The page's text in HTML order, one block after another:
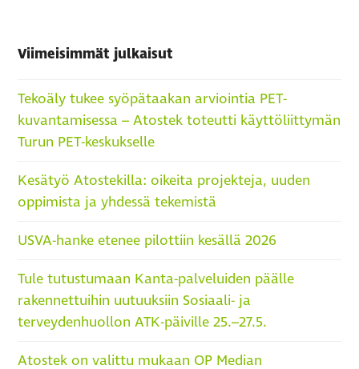
Viimeisimmät julkaisut
Tekoäly tukee syöpätaakan arviointia PET-
kuvantamisessa – Atostek toteutti käyttöliittymän
Turun PET-keskukselle
Kesätyö Atostekilla: oikeita projekteja, uuden
oppimista ja yhdessä tekemistä
USVA-hanke etenee pilottiin kesällä 2026
Tule tutustumaan Kanta-palveluiden päälle
rakennettuihin uutuuksiin Sosiaali- ja
terveydenhuollon ATK-päiville 25.–27.5.
Atostek on valittu mukaan OP Median